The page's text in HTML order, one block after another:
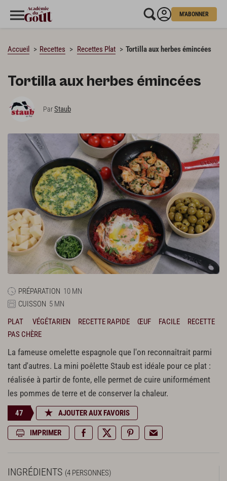
M'ABONNER
Accueil Recettes Recettes Plat Tortilla aux herbes émincées
Tortilla aux herbes émincées
ParStaub
PRÉPARATION 10 MN
CUISSON 5 MN
PLAT
VÉGÉTARIEN RECETTE RAPIDE ŒUF FACILE
RECETTE
PAS CHÈRE
La fameuse omelette espagnole que l'on reconnaîtrait parmi
tant d'autres. La mini poêlette Staub est idéale pour ce plat :
réalisée à partir de fonte, elle permet de cuire uniformément
les pommes de terre et de conserver la chaleur.
47 AJOUTER AUX FAVORIS
IMPRIMER
INGRÉDIENTS (4 PERSONNES)
CHARGEMENT…